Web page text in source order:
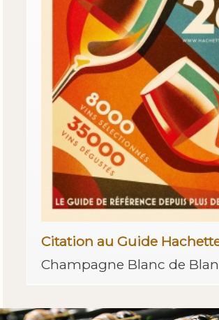
Citation au Guide
Champagne Blanc de